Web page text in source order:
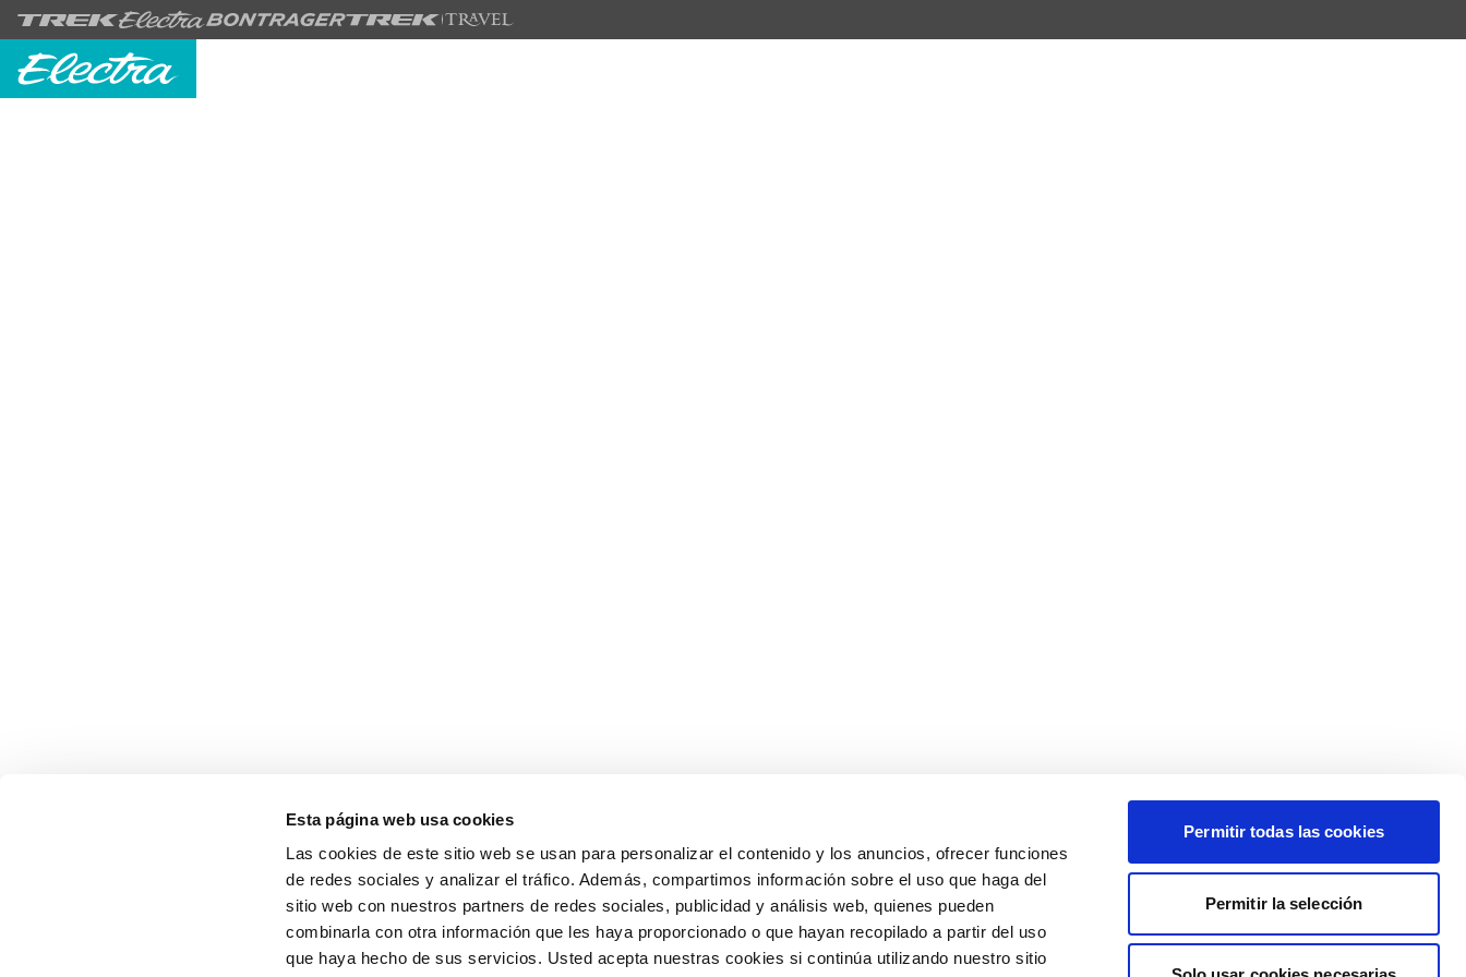
Esta página web usa cookies
Las cookies de este sitio web se usan para personalizar el contenido y los anuncios, ofrecer funciones
de redes sociales y analizar el tráfico. Además, compartimos información sobre el uso que haga del
sitio web con nuestros partners de redes sociales, publicidad y análisis web, quienes pueden
combinarla con otra información que les haya proporcionado o que hayan recopilado a partir del uso
que haya hecho de sus servicios. Usted acepta nuestras cookies si continúa utilizando nuestro sitio
Permitir todas las cookies
Permitir la selección